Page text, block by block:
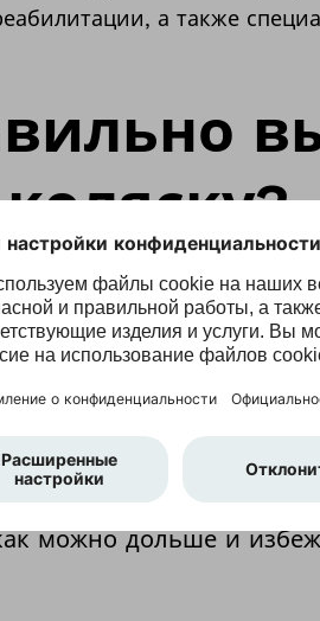
а также
кресло-коляска дает
встречаться с
обязательно нужно
уровни
длительного
всем
можно дольше и